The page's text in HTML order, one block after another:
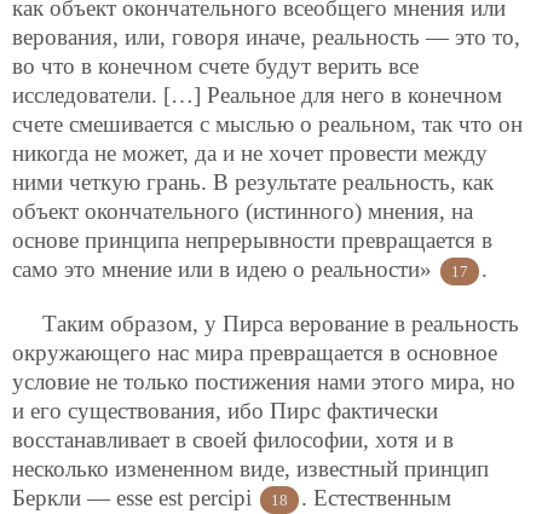
как объект окончательного всеобщего мнения или
верования, или, говоря иначе, реальность — это то,
во что в конечном счете будут верить все
исследователи. […] Реальное для него в конечном
счете смешивается с мыслью о реальном, так что он
никогда не может, да и не хочет провести между
ними четкую грань. В результате реальность, как
объект окончательного (истинного) мнения, на
основе принципа непрерывности превращается в
само это мнение или в идею о реальности»
17 .
Таким образом, у Пирса верование в реальность
окружающего нас мира превращается в основное
условие не только постижения нами этого мира, но
и его существования, ибо Пирс фактически
восстанавливает в своей философии, хотя и в
несколько измененном виде, известный принцип
Беркли — esse est percipi
18
. Естественным